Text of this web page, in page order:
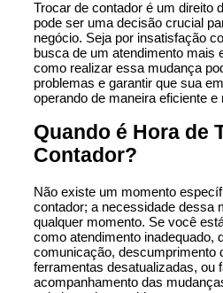
Trocar de contador é um direito
pode ser uma decisão crucial
negócio. Seja por insatisfação
busca de um atendimento mais
como realizar essa mudança
problemas e garantir que sua
operando de maneira eficiente e
Quando é Hora de
Contador?
Não existe um momento
contador; a necessidade dessa
qualquer momento. Se você
como atendimento inadequado,
comunicação, descumprimento
ferramentas desatualizadas, ou
acompanhamento das